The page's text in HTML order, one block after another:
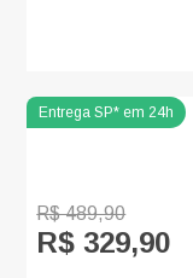
R$ 489,90
R$ 329,90